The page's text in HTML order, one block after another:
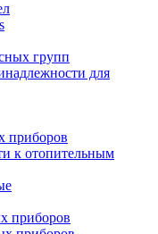
групп
для
приборов
к отопительным
приборов